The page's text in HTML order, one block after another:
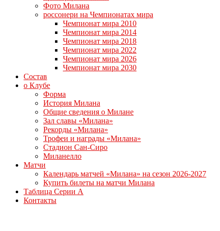
Фото Милана
россонери на Чемпионатах мира
Чемпионат мира 2010
Чемпионат мира 2014
Чемпионат мира 2018
Чемпионат мира 2022
Чемпионат мира 2026
Чемпионат мира 2030
Состав
о Клубе
Форма
История Милана
Общие сведения о Милане
Зал славы «Милана»
Рекорды «Милана»
Трофеи и награды «Милана»
Стадион Сан-Сиро
Миланелло
Матчи
Календарь матчей «Милана» на сезон 2026-2027
Купить билеты на матчи Милана
Таблица Серии А
Контакты